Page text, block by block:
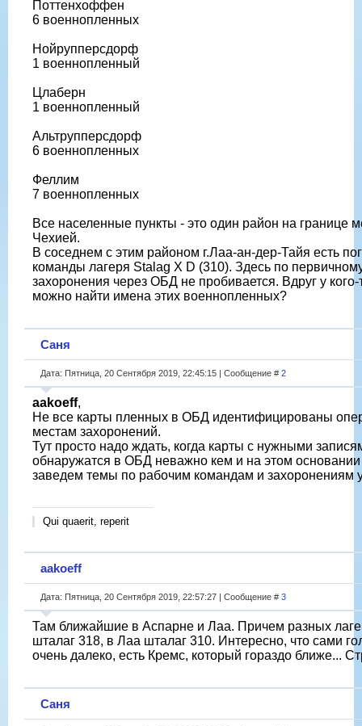
Поттенхоффен
6 военнопленных
Нойрупперсдорф
1 военнопленный
Цлаберн
1 военнопленный
Альтрупперсдорф
6 военнопленных
Феллим
7 военнопленных
Все населенные пункты - это один район на границе
Чехией.
В соседнем с этим районом г.Лаа-ан-дер-Тайя есть
команды лагеря Stalag X D (310). Здесь по
захоронения через ОБД не пробивается. Вдруг у кого-
можно найти имена этих военнопленных?
Саня
Дата: Пятница, 20 Сентября 2019, 22:45:15 | Сообщение # 2
aakoeff,
Не все карты пленных в ОБД идентифицированы
местам захоронений.
Тут просто надо ждать, когда карты с нужными
обнаружатся в ОБД неважно кем и на этом
заведем темы по рабочим командам и захоронениям
Qui quaerit, reperit
aakoeff
Дата: Пятница, 20 Сентября 2019, 22:57:27 | Сообщение # 3
Там ближайшие в Аспарне и Лаа. Причем разных
шталаг 318, в Лаа шталаг 310. Интересно, что сами
очень далеко, есть Кремс, который гораздо ближе...
Саня